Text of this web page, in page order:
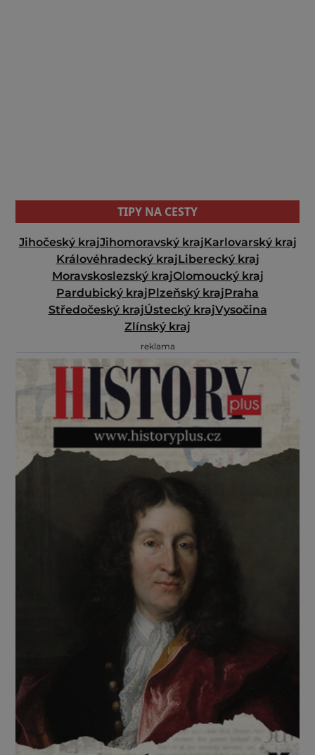
TIPY NA CESTY
Jihočeský krajJihomoravský krajKarlovarský kraj
Královéhradecký krajLiberecký kraj
Moravskoslezský krajOlomoucký kraj
Pardubický krajPlzeňský krajPraha
Středočeský krajÚstecký krajVysočina
Zlínský kraj
reklama